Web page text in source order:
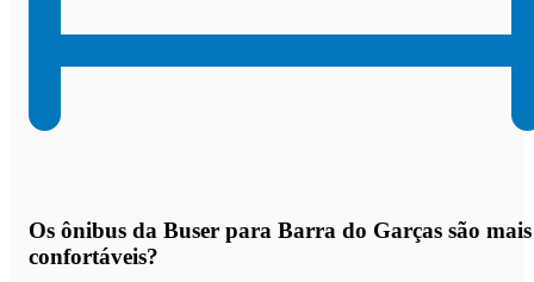
Os ônibus da Buser para Barra do Garças são mais
confortáveis?